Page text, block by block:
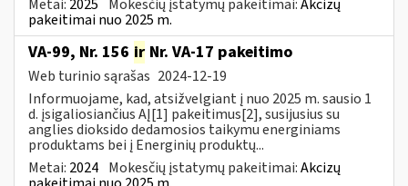
Metai: 2025 Mokesčių įstatymų pakeitimai:Akcizų
pakeitimai nuo 2025 m.
VA-99, Nr. 156 ir Nr. VA-17 pakeitimo
Web turinio sąrašas 2024-12-19
Informuojame, kad, atsižvelgiant į nuo 2025 m. sausio 1
d. įsigaliosiančius AĮ[1] pakeitimus[2], susijusius su
anglies dioksido dedamosios taikymu energiniams
produktams bei į Energinių produktų...
Metai: 2024 Mokesčių įstatymų pakeitimai:Akcizų